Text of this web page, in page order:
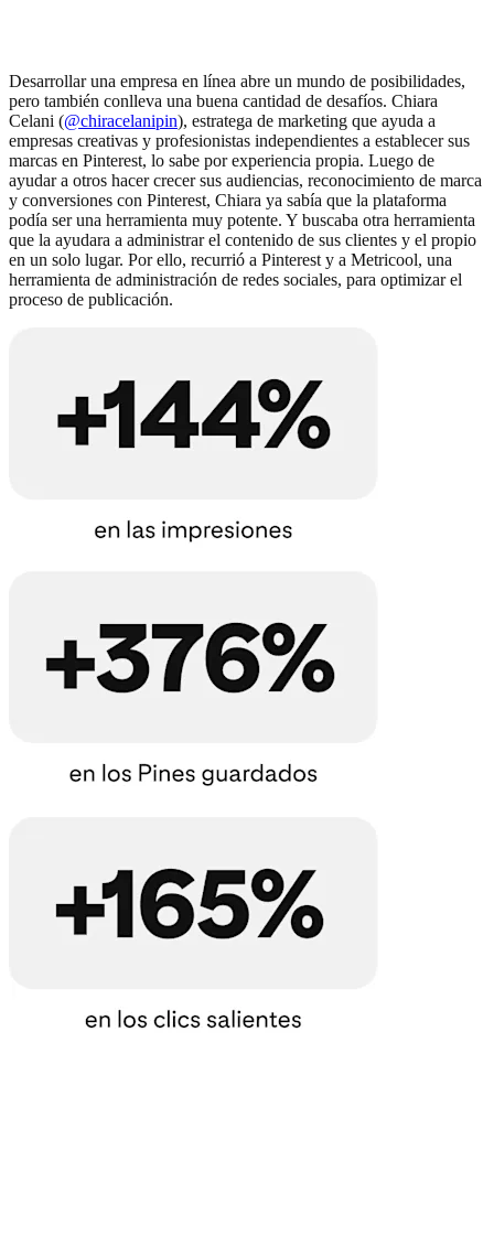
Desarrollar una empresa en línea abre un mundo de posibilidades,
pero también conlleva una buena cantidad de desafíos. Chiara
Celani (@chiracelanipin), estratega de marketing que ayuda a
empresas creativas y profesionistas independientes a establecer sus
marcas en Pinterest, lo sabe por experiencia propia. Luego de
ayudar a otros hacer crecer sus audiencias, reconocimiento de marca
y conversiones con Pinterest, Chiara ya sabía que la plataforma
podía ser una herramienta muy potente. Y buscaba otra herramienta
que la ayudara a administrar el contenido de sus clientes y el propio
en un solo lugar. Por ello, recurrió a Pinterest y a Metricool, una
herramienta de administración de redes sociales, para optimizar el
proceso de publicación.